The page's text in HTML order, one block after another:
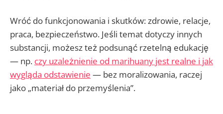
Wróć do funkcjonowania i skutków: zdrowie, relacje,
praca, bezpieczeństwo. Jeśli temat dotyczy innych
substancji, możesz też podsunąć rzetelną edukację
— np. czy uzależnienie od marihuany jest realne i jak
wygląda odstawienie — bez moralizowania, raczej
jako „materiał do przemyślenia”.